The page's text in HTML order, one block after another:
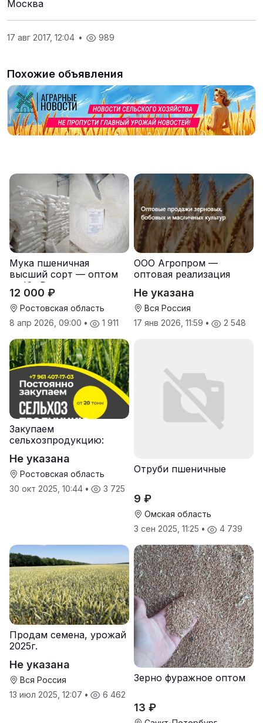
Москва
17 авг 2017, 12:04 • 989
Похожие объявления
Мука пшеничная
высший сорт — оптом
от Юг Руси
12 000 ₽
Ростовская область
8 апр 2026, 09:00 • 1 911
ООО Агропром —
оптовая реализация
экспорт
Не указана
Вся Россия
17 янв 2026, 11:59 • 2 548
Закупаем
сельхозпродукцию:
подсолнечник
Не указана
Ростовская область
30 окт 2025, 10:44 • 3 725
Отруби пшеничные
9 ₽
Омская область
3 сен 2025, 11:25 • 4 739
Продам семена, урожай
2025г.
Не указана
Вся Россия
13 июл 2025, 12:07 • 6 462
Зерно фуражное оптом
13 ₽